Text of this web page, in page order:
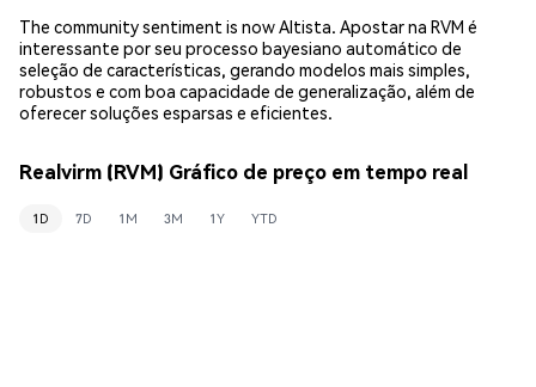
The community sentiment is now Altista. Apostar na RVM é
interessante por seu processo bayesiano automático de
seleção de características, gerando modelos mais simples,
robustos e com boa capacidade de generalização, além de
oferecer soluções esparsas e eficientes.
Realvirm (RVM) Gráfico de preço em tempo real
1D 7D 1M 3M 1Y YTD